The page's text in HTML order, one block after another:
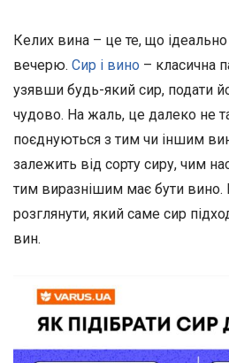
Келих вина – це те, що
вечерю. Сир і вино – класична
узявши будь-який сир, подати
чудово. На жаль, це далеко не
поєднуються з тим чи іншим
залежить від сорту сиру, чим
тим виразнішим має бути
розглянути, який саме сир
вин.